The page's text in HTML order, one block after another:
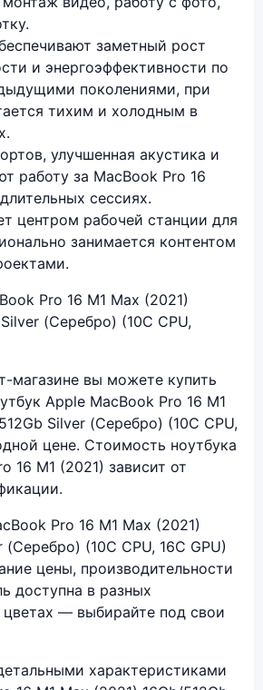
заметный рост
и энергоэффективности по
поколениями, при
тихим и холодным в
улучшенная акустика и
работу за MacBook Pro 16
сессиях.
центром рабочей станции для
занимается контентом
магазине вы можете купить
Apple MacBook Pro 16 M1
Silver (Серебро) (10C CPU,
цене. Стоимость ноутбука
16 M1 (2021) зависит от
Pro 16 M1 Max (2021)
(Серебро) (10C CPU, 16C GPU)
цены, производительности
доступна в разных
цветах — выбирайте под свои
характеристиками